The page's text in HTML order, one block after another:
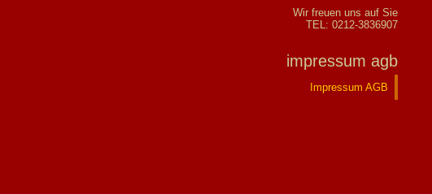
Wir freuen uns auf Sie
TEL: 0212-3836907
impressum agb
Impressum AGB